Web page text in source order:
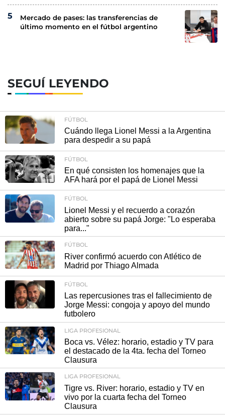
Mercado de pases: las transferencias de
último momento en el fútbol argentino
SEGUÍ LEYENDO
FÚTBOL
Cuándo llega Lionel Messi a la Argentina
para despedir a su papá
FÚTBOL
En qué consisten los homenajes que la
AFA hará por el papá de Lionel Messi
FÚTBOL
Lionel Messi y el recuerdo a corazón
abierto sobre su papá Jorge: "Lo esperaba
para..."
FÚTBOL
River confirmó acuerdo con Atlético de
Madrid por Thiago Almada
FÚTBOL
Las repercusiones tras el fallecimiento de
Jorge Messi: congoja y apoyo del mundo
futbolero
LIGA PROFESIONAL
Boca vs. Vélez: horario, estadio y TV para
el destacado de la 4ta. fecha del Torneo
Clausura
LIGA PROFESIONAL
Tigre vs. River: horario, estadio y TV en
vivo por la cuarta fecha del Torneo
Clausura